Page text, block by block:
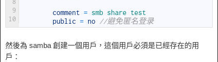
8
9
10
comment = smb share test
public = no //避免匿名登录
然後為 samba 創建一個用戶，這個用戶必須是已經存在的用
戶：